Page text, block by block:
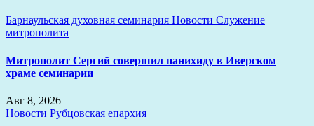
Барнаульская духовная семинария Новости Служение
митрополита
Митрополит Сергий совершил панихиду в Иверском
храме семинарии
Авг 8, 2026
Новости Рубцовская епархия